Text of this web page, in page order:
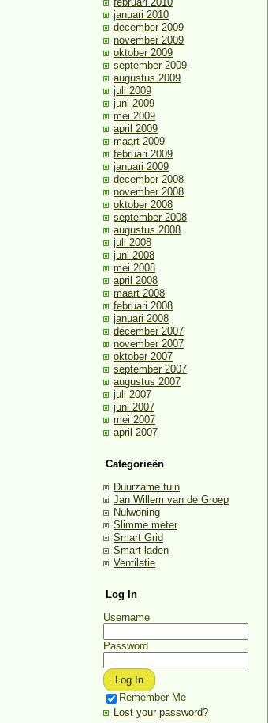
januari 2010
december 2009
november 2009
oktober 2009
september 2009
augustus 2009
juli 2009
juni 2009
mei 2009
april 2009
maart 2009
februari 2009
januari 2009
december 2008
november 2008
oktober 2008
september 2008
augustus 2008
juli 2008
juni 2008
mei 2008
april 2008
maart 2008
februari 2008
januari 2008
december 2007
november 2007
oktober 2007
september 2007
augustus 2007
juli 2007
juni 2007
mei 2007
april 2007
Categorieën
Duurzame tuin
Jan Willem van de Groep
Nulwoning
Slimme meter
Smart Grid
Smart laden
Ventilatie
Log In
Username
Password
Remember Me
Lost your password?